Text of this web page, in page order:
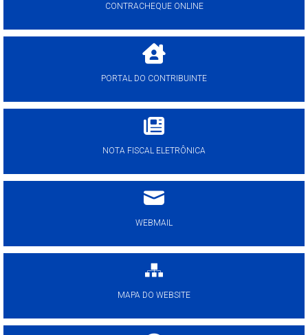
CONTRACHEQUE ONLINE
PORTAL DO CONTRIBUINTE
NOTA FISCAL ELETRÔNICA
WEBMAIL
MAPA DO WEBSITE